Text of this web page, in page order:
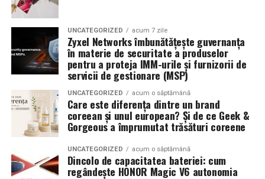
Pe 13 februarie la ora 18:30
invitați la proiecția specială din
, alături de regizorulPaul Decuși de
actoriiGabriel Vatavu, Sergiu Costache, Azaleea
Necula, Alexandra Răduță.
De „Ziua Îndrăgostiților”, pe14 februarie, în Cinema
City Iulius Mall Suceava, de la 18:30, spectatorii sunt
invitați la film alături de regizorulPaul Decu și de
actoriiSergiu Costache, Vlad si Oana Gherman,
Alexandra Răduță.
Cineplexx Băneasa Shopping City
UNCATEGORIZED acum 7 zile
Zyxel Networks îmbunătățește guvernanța
în materie de securitate a produselor
pentru a proteja IMM-urile și furnizorii de
servicii de gestionare (MSP)
UNCATEGORIZED acum o săptămână
Care este diferența dintre un brand
coreean și unul european? Și de ce Geek &
Gorgeous a împrumutat trăsături coreene
UNCATEGORIZED acum o săptămână
Dincolo de capacitatea bateriei: cum
regândește HONOR Magic V6 autonomia